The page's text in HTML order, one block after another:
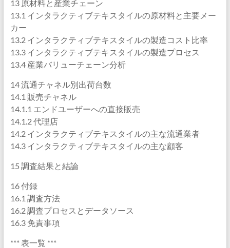
13 原材料と産業チェーン
13.1 インタラクティブテキスタイルの原材料と主要メー
カー
13.2 インタラクティブテキスタイルの製造コスト比率
13.3 インタラクティブテキスタイルの製造プロセス
13.4 産業バリューチェーン分析
14 流通チャネル別出荷台数
14.1 販売チャネル
14.1.1 エンドユーザーへの直接販売
14.1.2 代理店
14.2 インタラクティブテキスタイルの主な流通業者
14.3 インタラクティブテキスタイルの主な顧客
15 調査結果と結論
16 付録
16.1 調査方法
16.2 調査プロセスとデータソース
16.3 免責事項
*** 表一覧 ***